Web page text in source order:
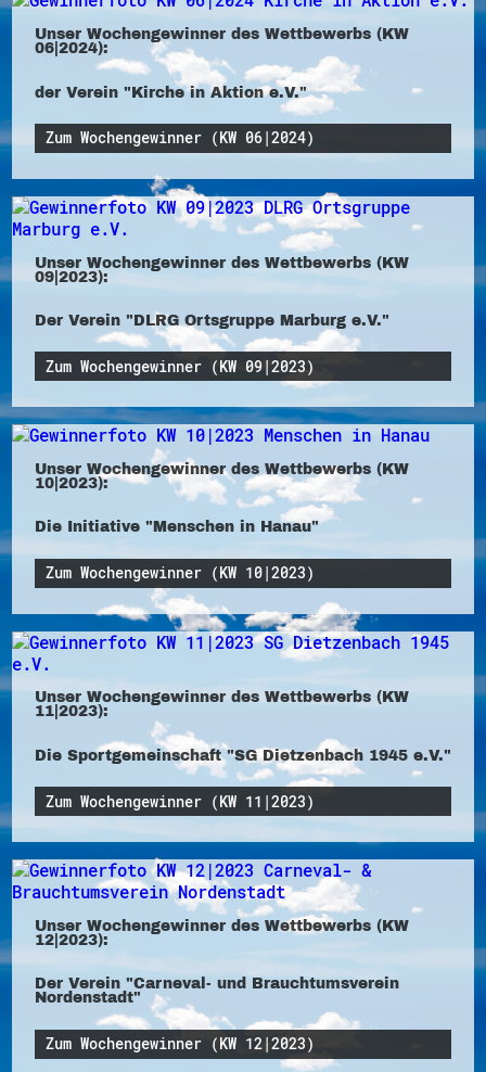
Unser Wochengewinner des Wettbewerbs (KW
06|2024):
der Verein "Kirche in Aktion e.V."
Zum Wochengewinner (KW 06|2024)
Unser Wochengewinner des Wettbewerbs (KW
09|2023):
Der Verein "DLRG Ortsgruppe Marburg e.V."
Zum Wochengewinner (KW 09|2023)
Unser Wochengewinner des Wettbewerbs (KW
10|2023):
Die Initiative "Menschen in Hanau"
Zum Wochengewinner (KW 10|2023)
Unser Wochengewinner des Wettbewerbs (KW
11|2023):
Die Sportgemeinschaft "SG Dietzenbach 1945 e.V."
Zum Wochengewinner (KW 11|2023)
Unser Wochengewinner des Wettbewerbs (KW
12|2023):
Der Verein "Carneval- und Brauchtumsverein
Nordenstadt"
Zum Wochengewinner (KW 12|2023)